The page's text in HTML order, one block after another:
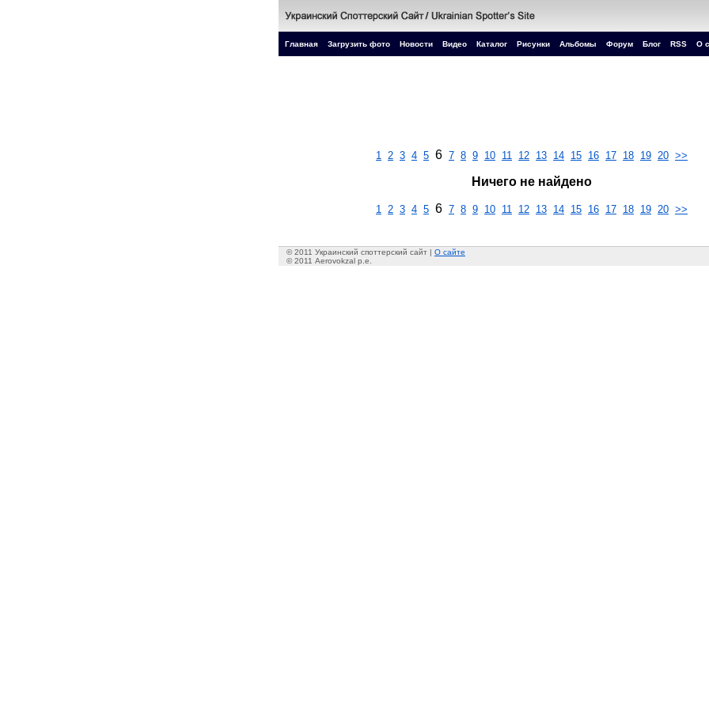
Главная Загрузить фото Новости Видео Каталог Рисунки Альбомы Форум Блог RSS О
1 2 3 4 5 6 7 8 9 10 11 12 13 14 15 16 17 18 19 20 >>
Ничего не найдено
1 2 3 4 5 6 7 8 9 10 11 12 13 14 15 16 17 18 19 20 >>
© 2011 Украинский споттерский сайт | О сайте
© 2011 Aerovokzal p.e.